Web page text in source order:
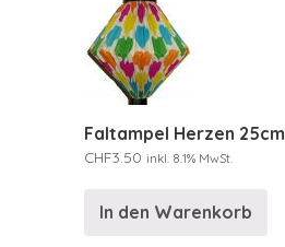
Faltampel Herzen 25cm
CHF3.50 inkl. 8.1% MwSt.
In den Warenkorb